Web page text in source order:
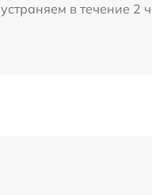
устраняем в течение 2